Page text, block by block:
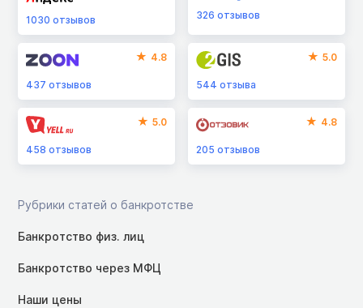
1030 отзывов
326отзывов
4.8
437 отзывов
5.0
544отзыва
5.0
458 отзывов
4.8
205отзывов
Рубрики статей о банкротстве
Банкротство физ. лиц
Банкротство через МФЦ
Наши цены